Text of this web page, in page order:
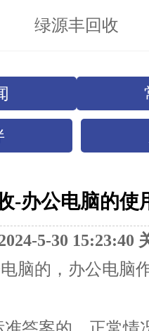
绿源丰回收
-办公电脑的使
5-30 15:23:40
脑的，办公电脑